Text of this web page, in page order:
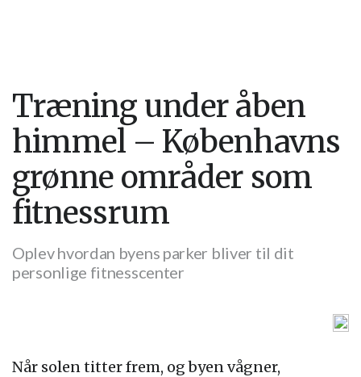
Træning under åben
himmel – Københavns
grønne områder som
fitnessrum
Oplev hvordan byens parker bliver til dit
personlige fitnesscenter
Når solen titter frem, og byen vågner,